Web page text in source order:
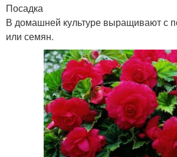
Посадка
В домашней культуре выращивают с
или семян.